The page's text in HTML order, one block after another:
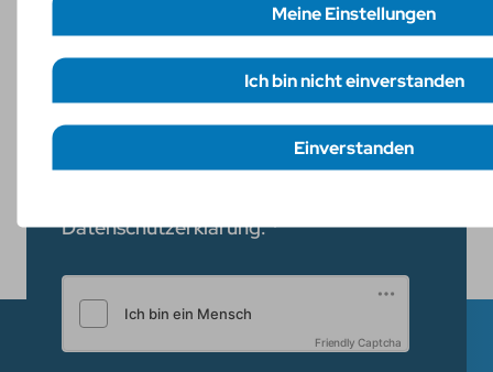
Ihre Nachricht
Checkboxen
Ich willige ein, dass meine Daten
Datenschutzerklärung.*
Friendly Captcha
Meine Einstellungen
Funktionelle Cookies
Einstellungen speichern
Ich bin nicht einverstanden
Einverstanden